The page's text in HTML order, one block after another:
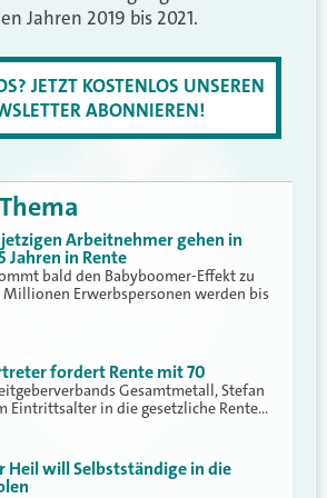
Jahren 2019 bis 2021.
JETZT KOSTENLOS UNSEREN
ABONNIEREN!
Arbeitnehmer gehen in
Jahren in Rente
bald den Babyboomer-Effekt zu
Millionen Erwerbspersonen werden bis
fordert Rente mit 70
Gesamtmetall, Stefan
Eintrittsalter in die gesetzliche Rente…
will Selbstständige in die